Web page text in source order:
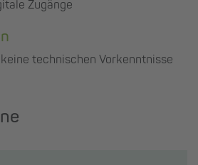
Zugänge
technischen Vorkenntnisse